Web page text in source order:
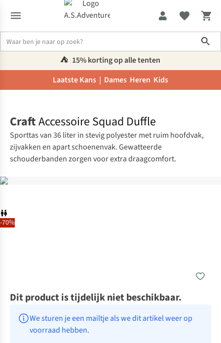
⛺️ 15% korting op alle tenten
Laatste Kans | Dames Heren Kids
-70%
CraftAccessoire Squad Duffle
Sporttas van 36 liter in stevig polyester met ruim hoofdvak,
zijvakken en apart schoenenvak. Gewatteerde
schouderbanden zorgen voor extra draagcomfort.
Dit product is tijdelijk niet beschikbaar.
We sturen je een mailtje als we dit artikel weer op
voorraad hebben.